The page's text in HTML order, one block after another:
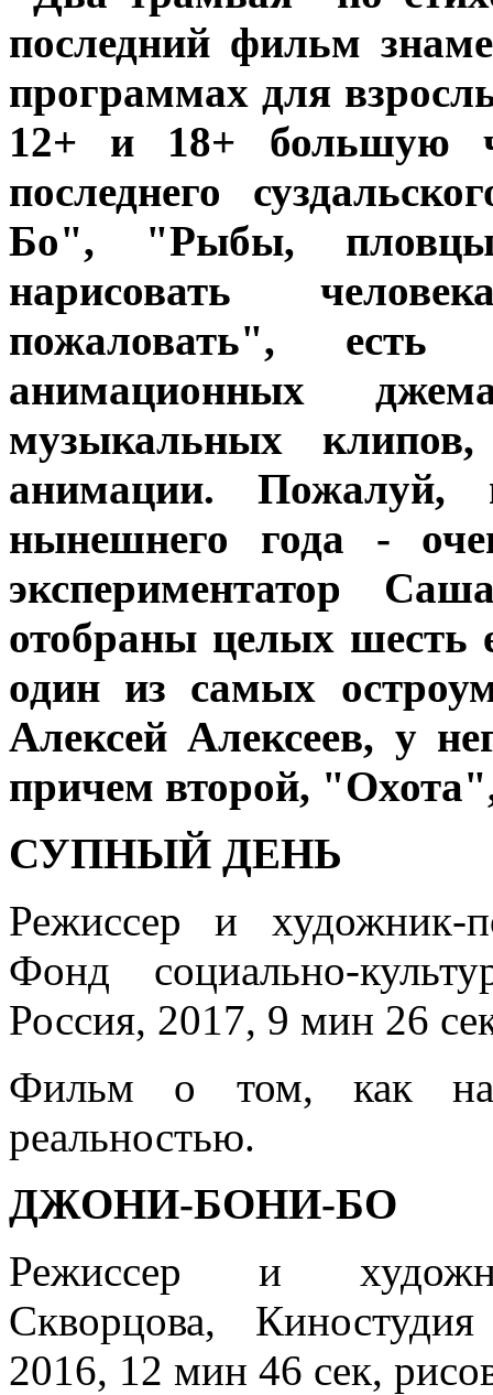
последний фильм
программах для
12+ и 18+ большую
последнего
Бо", "Рыбы,
нарисовать
пожаловать",
анимационных
музыкальных
анимации. Пожалуй,
нынешнего года -
экспериментатор
отобраны целых шесть
один из самых
Алексей Алексеев, у
причем второй,
СУПНЫЙ ДЕНЬ
Режиссер и художник-
Фонд социально-
Россия, 2017, 9 мин 26
Фильм о том, как
реальностью.
ДЖОНИ-БОНИ-БО
Режиссер и
Скворцова,
2016, 12 мин 46 сек,